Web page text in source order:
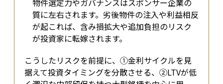
物件選定力やガバナンスはスポンサー企業の
質に左右されます。劣後物件の注入や利益相反
が起これば、含み損拡大や追加負担のリスク
が投資家に転嫁されます。
こうしたリスクを前提に、①金利サイクルを見
据えて投資タイミングを分散させる、②LTVが低